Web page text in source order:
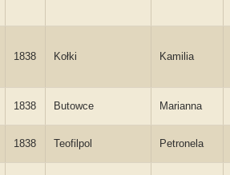
1838 Kołki Kamilia
1838 Butowce Marianna
1838 Teofilpol Petronela